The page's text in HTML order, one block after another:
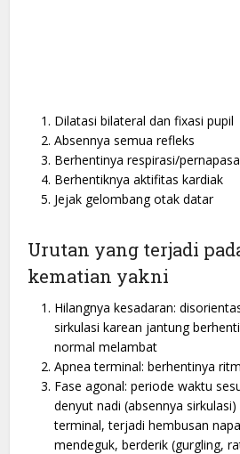
Dilatasi bilateral dan fixasi pupil
Absennya semua refleks
Berhentinya respirasi/
Berhentiknya aktifitas kardiak
Jejak gelombang otak datar
Urutan yang terjadi
kematian yakni
Hilangnya kesadaran:
sirkulasi karean jantung
normal melambat
Apnea terminal: berhentinya
Fase agonal: periode waktu
denyut nadi (absennya
terminal, terjadi hembusan
mendeguk, berderik (gurgling,